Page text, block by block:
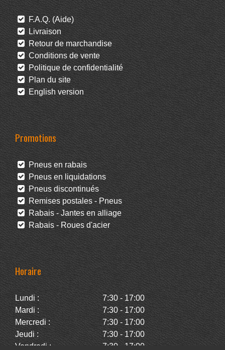
F.A.Q. (Aide)
Livraison
Retour de marchandise
Conditions de vente
Politique de confidentialité
Plan du site
English version
Promotions
Pneus en rabais
Pneus en liquidations
Pneus discontinués
Remises postales - Pneus
Rabais - Jantes en alliage
Rabais - Roues d'acier
Horaire
Lundi :
7:30 - 17:00
Mardi :
7:30 - 17:00
Mercredi :
7:30 - 17:00
Jeudi :
7:30 - 17:00
Vendredi :
7:30 - 17:00